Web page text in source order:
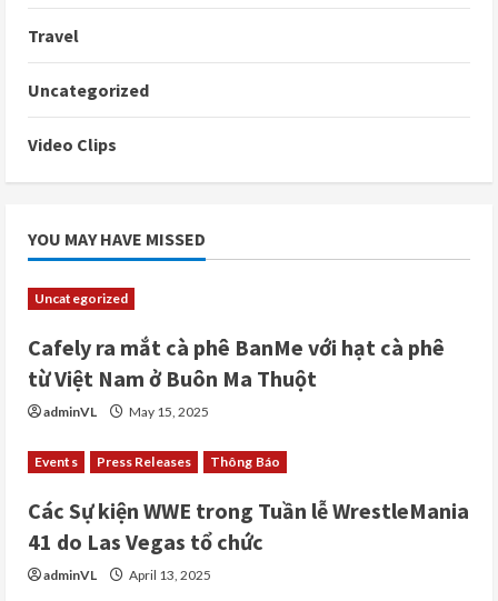
Travel
Uncategorized
Video Clips
YOU MAY HAVE MISSED
Uncategorized
Cafely ra mắt cà phê BanMe với hạt cà phê
từ Việt Nam ở Buôn Ma Thuột
adminVL May 15, 2025
Events Press Releases Thông Báo
Các Sự kiện WWE trong Tuần lễ WrestleMania
41 do Las Vegas tổ chức
adminVL April 13, 2025